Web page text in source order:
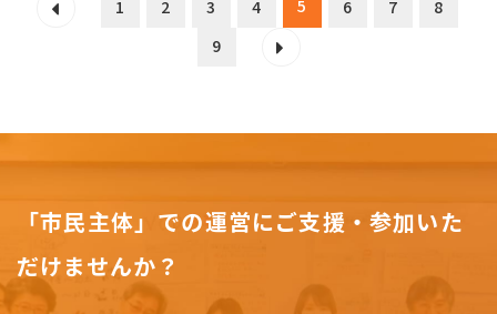
1 2 3 4 5 6 7
8
9
「市民主体」での運営にご支援・参加いた
だけませんか？